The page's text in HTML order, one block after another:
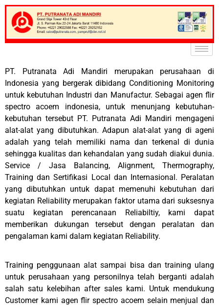
PT. Putranata Adi Mandiri merupakan perusahaan di
Indonesia yang bergerak dibidang Conditioning Monitoring
untuk kebutuhan Industri dan Manufactur. Sebagai agen flir
spectro acoem indonesia, untuk menunjang kebutuhan-
kebutuhan tersebut PT. Putranata Adi Mandiri mengageni
alat-alat yang dibutuhkan. Adapun alat-alat yang di ageni
adalah yang telah memiliki nama dan terkenal di dunia
sehingga kualitas dan kehandalan yang sudah diakui dunia.
Service / Jasa Balancing, Alignment, Thermography,
Training dan Sertifikasi Local dan Internasional. Peralatan
yang dibutuhkan untuk dapat memenuhi kebutuhan dari
kegiatan Reliability merupakan faktor utama dari suksesnya
suatu kegiatan perencanaan Reliabiltiy, kami dapat
memberikan dukungan tersebut dengan peralatan dan
pengalaman kami dalam kegiatan Reliability.
Training penggunaan alat sampai bisa dan training ulang
untuk perusahaan yang personilnya telah berganti adalah
salah satu kelebihan after sales kami. Untuk mendukung
Customer kami agen flir spectro acoem selain menjual dan